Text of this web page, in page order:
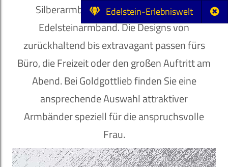
Edelstein-Erlebniswelt
Silberarmband, Perlenarmband oder
Edelsteinarmband. Die Designs von
zurückhaltend bis extravagant passen fürs
Büro, die Freizeit oder den großen Auftritt am
Abend. Bei Goldgottlieb finden Sie eine
ansprechende Auswahl attraktiver
Armbänder speziell für die anspruchsvolle
Frau.